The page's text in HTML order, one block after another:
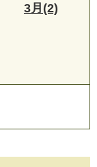
3月(2)